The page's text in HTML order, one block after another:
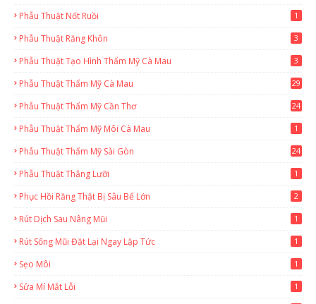
Phẫu Thuật Nốt Ruồi 1
Phẫu Thuật Răng Khôn 3
Phẫu Thuật Tạo Hình Thẩm Mỹ Cà Mau 3
Phẫu Thuật Thẩm Mỹ Cà Mau
29
Phẫu Thuật Thẩm Mỹ Cần Thơ
24
Phẫu Thuật Thẩm Mỹ Môi Cà Mau 1
Phẫu Thuật Thẩm Mỹ Sài Gòn
24
Phẫu Thuật Thắng Lưỡi 1
Phục Hồi Răng Thật Bị Sâu Bể Lớn 2
Rút Dịch Sau Nâng Mũi 1
Rút Sống Mũi Đặt Lại Ngay Lặp Tức 1
Sẹo Môi 1
Sửa Mí Mắt Lỗi 1